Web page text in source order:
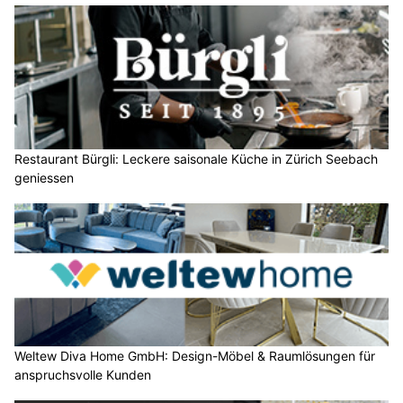
Restaurant Bürgli: Leckere saisonale Küche in Zürich Seebach
geniessen
Weltew Diva Home GmbH: Design-Möbel & Raumlösungen für
anspruchsvolle Kunden